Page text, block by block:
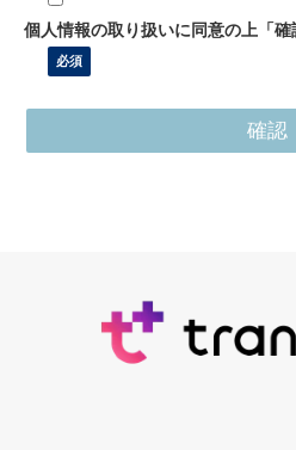
・トランスコスモスおよび、mov
る各種イベント・セミナーのご案
の作成、アンケートなどへのご協
・お客様からいただいたお問い合
ために使用いたします
- 個人情報管理責任者は、コンプ
役員です
- 第三者への提供は行いません
個人情報の取り扱いに同意の上「